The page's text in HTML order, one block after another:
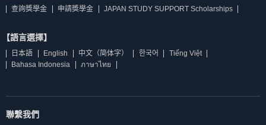
查詢獎學金 申請獎學金 JAPAN STUDY SUPPORT Scholarships
【語言選擇】
日本語 English 中文（简体字） 한국어
Tiếng Việt
Bahasa Indonesia
ภาษาไทย
聯繫我們